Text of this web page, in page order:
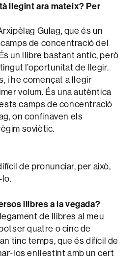
llegint ara mateix? Per
Gulag, que és un
de concentració del
un llibre bastant antic, però
l’oportunitat de llegir.
i he començat a llegir
volum. És una autèntica
camps de concentració
on confinaven els
soviètic.
de pronunciar, per això,
llibres a la vegada?
de llibres al meu
quatre o cinc de
tinc temps, que és difícil de
los enllestint amb un cert